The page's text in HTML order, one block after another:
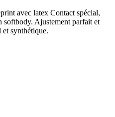
avec latex Contact spécial,
softbody. Ajustement parfait et
synthétique.